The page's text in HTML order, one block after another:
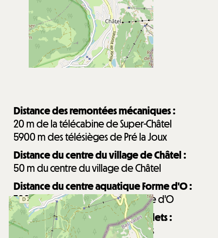
Distance des remontées mécaniques :
20 m de la télécabine de Super-Châtel
5900 m des télésièges de Pré la Joux
Distance du centre du village de Châtel :
50 m du centre du village de Châtel
Distance du centre aquatique Forme d'O :
700m du centre aquatique Forme d'O
Distance de la garderie Les Mouflets :
350
m de la garderie Les Mouflets